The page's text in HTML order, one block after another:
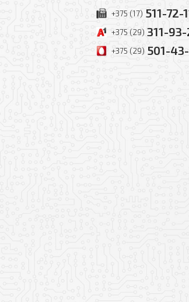
+375 (17) 511-72-
+375 (29) 311-
+375 (29) 501-